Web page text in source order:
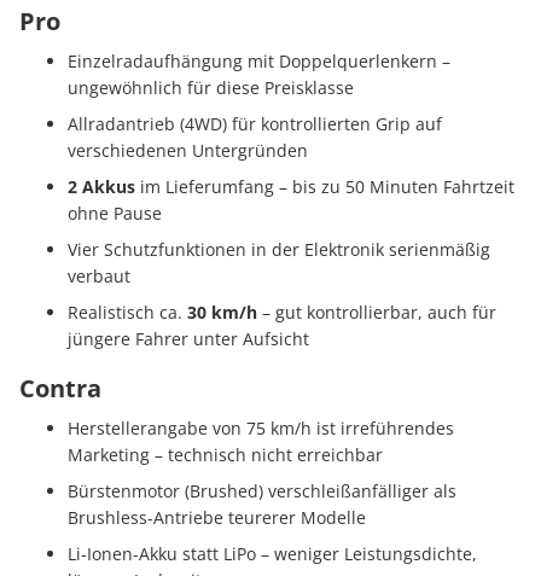
Pro
Einzelradaufhängung mit Doppelquerlenkern –
ungewöhnlich für diese Preisklasse
Allradantrieb (4WD) für kontrollierten Grip auf
verschiedenen Untergründen
2 Akkus im Lieferumfang – bis zu 50 Minuten Fahrtzeit
ohne Pause
Vier Schutzfunktionen in der Elektronik serienmäßig
verbaut
Realistisch ca. 30 km/h – gut kontrollierbar, auch für
jüngere Fahrer unter Aufsicht
Contra
Herstellerangabe von 75 km/h ist irreführendes
Marketing – technisch nicht erreichbar
Bürstenmotor (Brushed) verschleißanfälliger als
Brushless-Antriebe teurerer Modelle
Li-Ionen-Akku statt LiPo – weniger Leistungsdichte,